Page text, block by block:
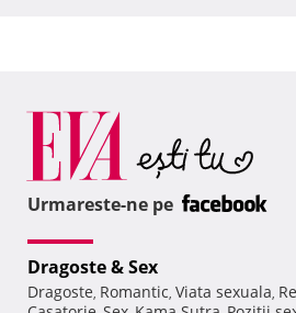
Urmareste-ne pe
Dragoste & Sex
Dragoste, Romantic, Viata sexuala,